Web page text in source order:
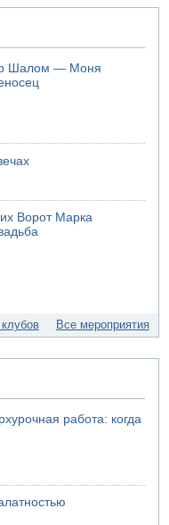
Шалом — Моня
Ворот Марка
Все мероприятия
работа: когда